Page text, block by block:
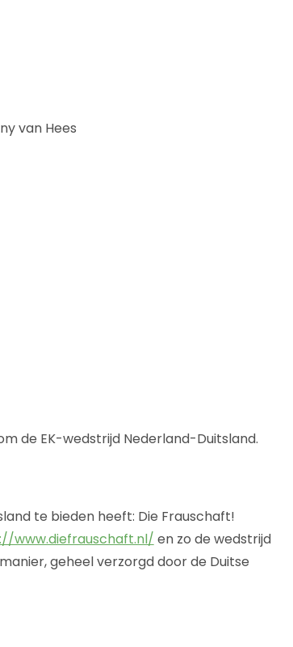
van Hees
de EK-wedstrijd Nederland-Duitsland.
te bieden heeft: Die Frauschaft!
www.diefrauschaft.nl/ en zo de wedstrijd
geheel verzorgd door de Duitse